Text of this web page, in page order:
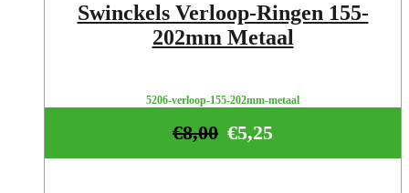
Swinckels Verloop-Ringen 155-
202mm Metaal
5206-verloop-155-202mm-metaal
€5,25
€8,00